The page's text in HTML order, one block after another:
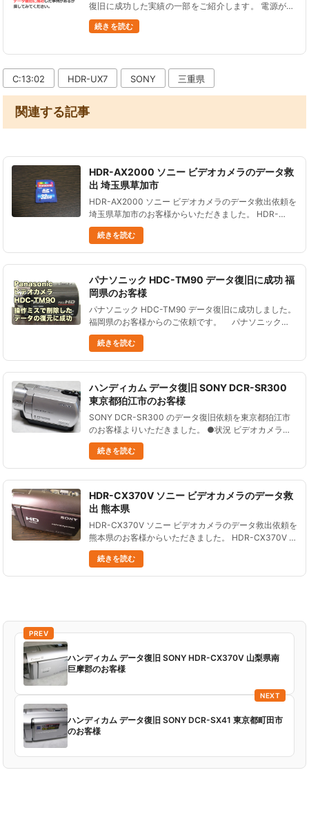
復旧に成功した実績の一部をご紹介します。 電源が入
らない、液晶画面が真っ暗、液晶パネルがタッチ操作
できない、画面が緑色の砂嵐表示、C:13:01エラーコ
続きを読む
C:13:02 HDR-UX7 SONY 三重県
関連する記事
HDR-AX2000 ソニー ビデオカメラのデータ救
出 埼玉県草加市
HDR-AX2000 ソニー ビデオカメラのデータ救出依頼を
埼玉県草加市のお客様からいただきました。 HDR-
AX2000 ソニー ビデオカメラにて動画を撮影。 付属ソ
フト(Content Management Util......
続きを読む
パナソニック HDC-TM90 データ復旧に成功 福
岡県のお客様
パナソニック HDC-TM90 データ復旧に成功しました。
福岡県のお客様からのご依頼です。 パナソニック
HDC-TM90ビデオカメラは、６４GBの内蔵メモリーを
搭載した機種です。 軽くて操作......
続きを読む
ハンディカム データ復旧 SONY DCR-SR300
東京都狛江市のお客様
SONY DCR-SR300 のデータ復旧依頼を東京都狛江市
のお客様よりいただきました。 ●状況 ビデオカメラの
操作を誤ってデータを消去してしまった。 その後は使
用していない。 ●データ復元処理の結果 ２２の写真フ
ァイル......
続きを読む
HDR-CX370V ソニー ビデオカメラのデータ救
出 熊本県
HDR-CX370V ソニー ビデオカメラのデータ救出依頼を
熊本県のお客様からいただきました。 HDR-CX370V ソ
ニー ビデオカメラを誤って初期化し、 データが全て消
えてしまった状況です。 HDR-CX370V ソ......
続きを読む
PREV
ハンディカム データ復旧 SONY HDR-CX370V 山梨県南
巨摩郡のお客様
NEXT
ハンディカム データ復旧 SONY DCR-SX41 東京都町田市
のお客様